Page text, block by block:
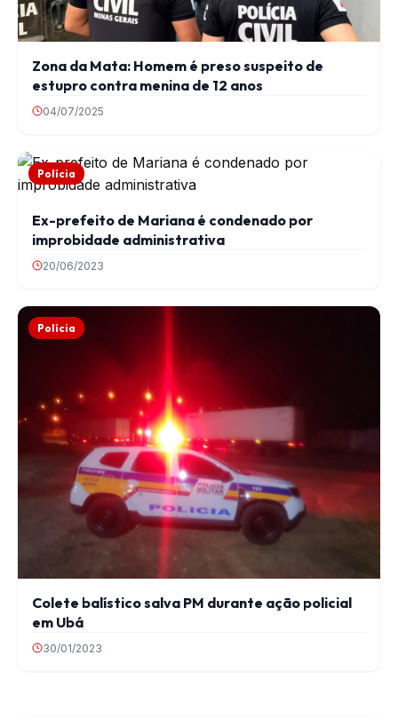
Zona da Mata: Homem é preso suspeito de
estupro contra menina de 12 anos
04/07/2025
Polícia
Ex-prefeito de Mariana é condenado por
improbidade administrativa
20/06/2023
Polícia
Colete balístico salva PM durante ação policial
em Ubá
30/01/2023